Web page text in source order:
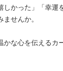
しかった」「幸
せんか。
かな心を伝えるカ